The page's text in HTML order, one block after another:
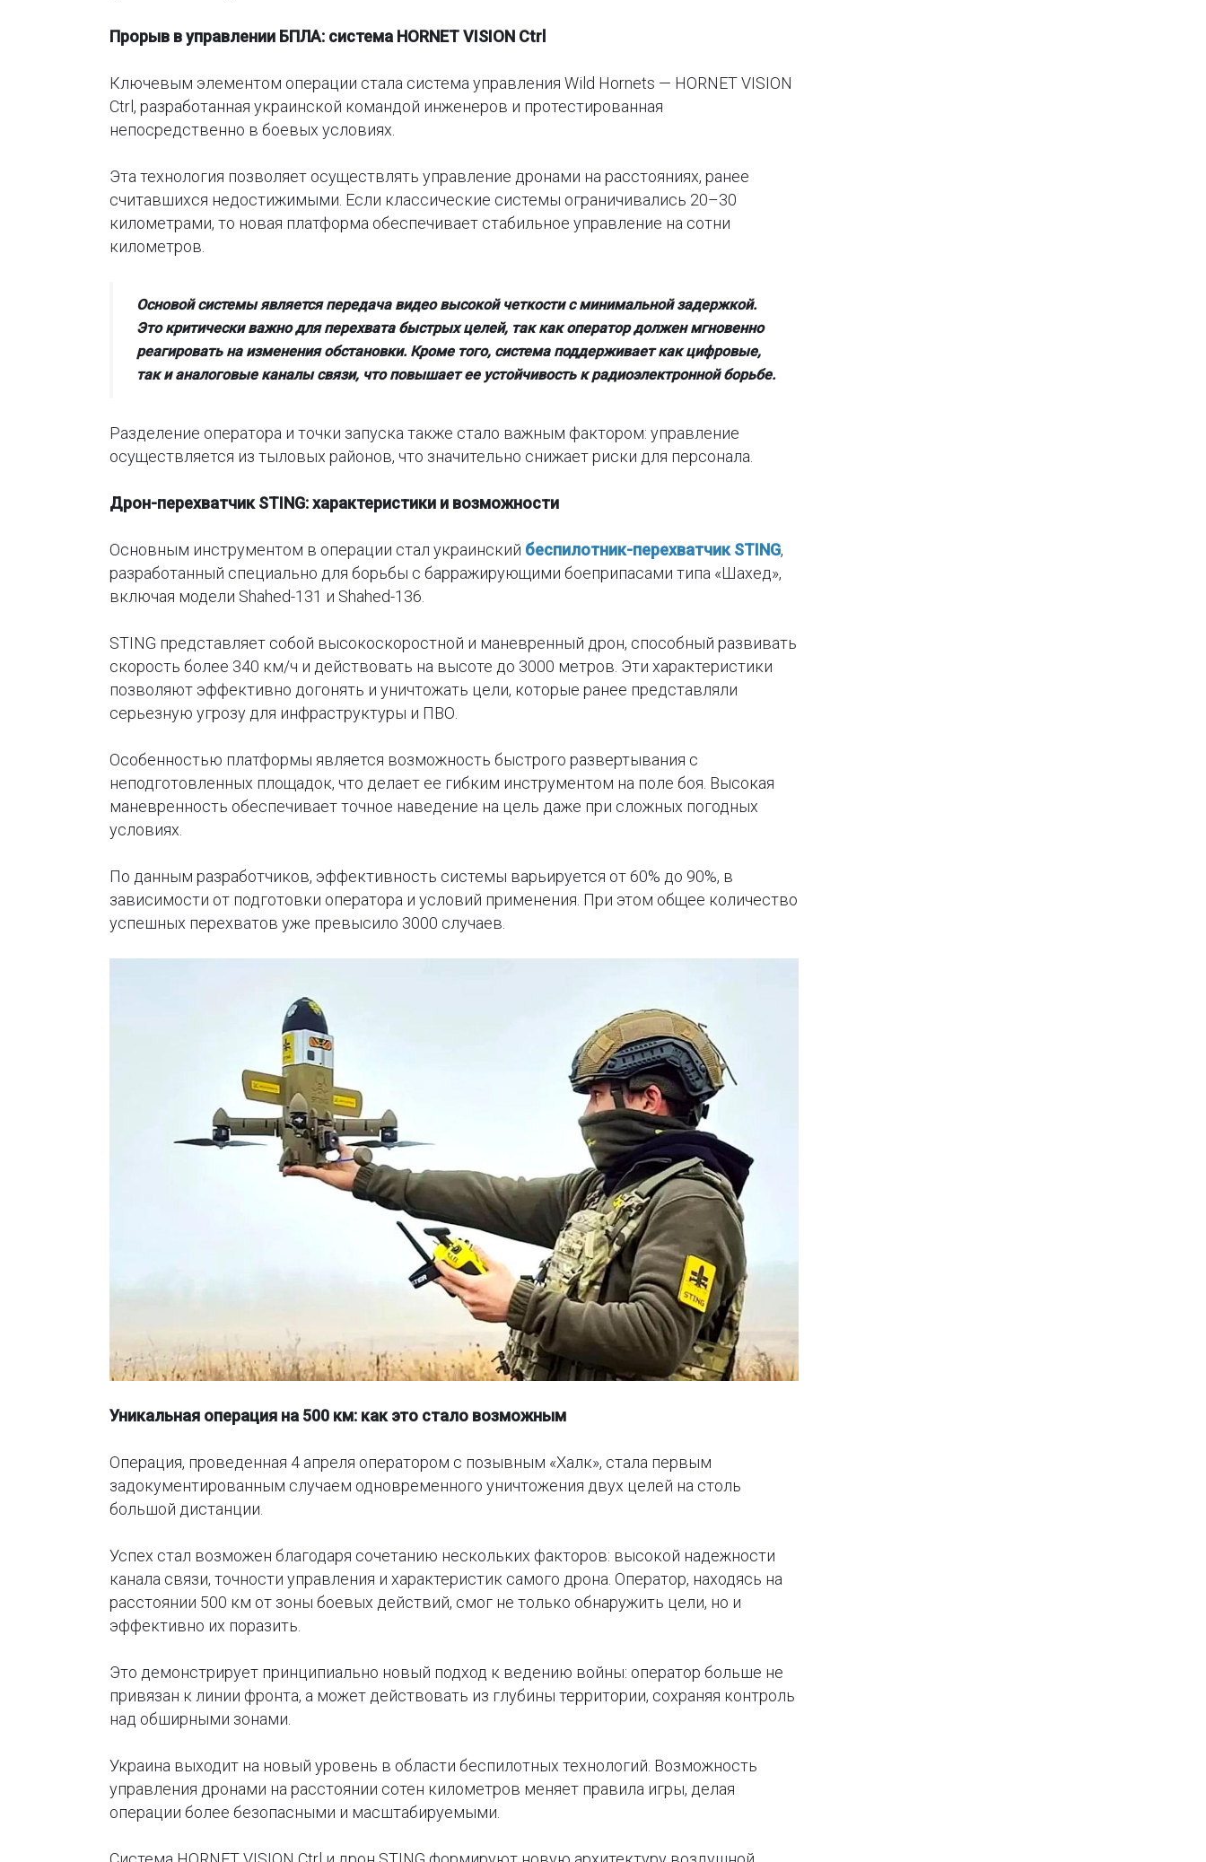
Прорыв в управлении БПЛА: система HORNET VISION Ctrl
Ключевым элементом операции стала система управления Wild Hornets — HORNET VISION
Ctrl, разработанная украинской командой инженеров и протестированная
непосредственно в боевых условиях.
Эта технология позволяет осуществлять управление дронами на расстояниях, ранее
считавшихся недостижимыми. Если классические системы ограничивались 20–30
километрами, то новая платформа обеспечивает стабильное управление на сотни
километров.
Основой системы является передача видео высокой четкости с минимальной задержкой.
Это критически важно для перехвата быстрых целей, так как оператор должен мгновенно
реагировать на изменения обстановки. Кроме того, система поддерживает как цифровые,
так и аналоговые каналы связи, что повышает ее устойчивость к радиоэлектронной борьбе.
Разделение оператора и точки запуска также стало важным фактором: управление
осуществляется из тыловых районов, что значительно снижает риски для персонала.
Дрон-перехватчик STING: характеристики и возможности
Основным инструментом в операции стал украинский беспилотник-перехватчик STING,
разработанный специально для борьбы с барражирующими боеприпасами типа «Шахед»,
включая модели Shahed-131 и Shahed-136.
STING представляет собой высокоскоростной и маневренный дрон, способный развивать
скорость более 340 км/ч и действовать на высоте до 3000 метров. Эти характеристики
позволяют эффективно догонять и уничтожать цели, которые ранее представляли
серьезную угрозу для инфраструктуры и ПВО.
Особенностью платформы является возможность быстрого развертывания с
неподготовленных площадок, что делает ее гибким инструментом на поле боя. Высокая
маневренность обеспечивает точное наведение на цель даже при сложных погодных
условиях.
По данным разработчиков, эффективность системы варьируется от 60% до 90%, в
зависимости от подготовки оператора и условий применения. При этом общее количество
успешных перехватов уже превысило 3000 случаев.
Уникальная операция на 500 км: как это стало возможным
Операция, проведенная 4 апреля оператором с позывным «Халк», стала первым
задокументированным случаем одновременного уничтожения двух целей на столь
большой дистанции.
Успех стал возможен благодаря сочетанию нескольких факторов: высокой надежности
канала связи, точности управления и характеристик самого дрона. Оператор, находясь на
расстоянии 500 км от зоны боевых действий, смог не только обнаружить цели, но и
эффективно их поразить.
Это демонстрирует принципиально новый подход к ведению войны: оператор больше не
привязан к линии фронта, а может действовать из глубины территории, сохраняя контроль
над обширными зонами.
Украина выходит на новый уровень в области беспилотных технологий. Возможность
управления дронами на расстоянии сотен километров меняет правила игры, делая
операции более безопасными и масштабируемыми.